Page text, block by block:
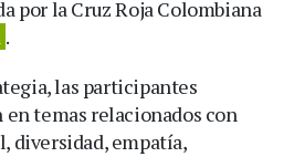
por la Cruz Roja Colombiana
.
las participantes
temas relacionados con
diversidad, empatía,